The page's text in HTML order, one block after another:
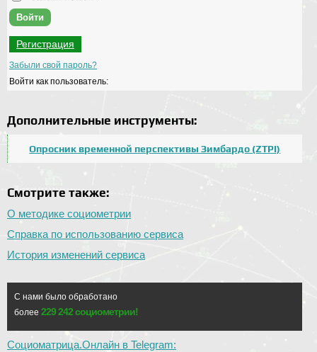
Регистрация
Забыли свой пароль?
Войти как пользователь:
Дополнительные инструменты:
Опросник временной перспективы Зимбардо (ZTPI)
Смотрите также:
О методике социометрии
Справка по использованию сервиса
История изменений сервиса
С нами было обработано
более 229 242 социометрии!
Социоматрица.Онлайн в Telegram: